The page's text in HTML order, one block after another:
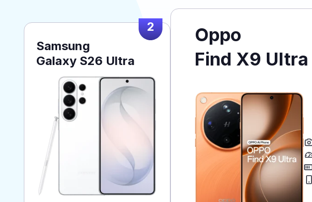
Oppo
Find X9 Ultra
2
Samsung
Galaxy S26 Ultra